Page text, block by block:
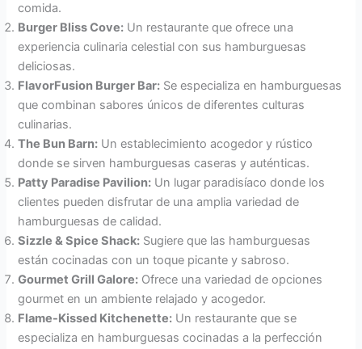
comida.
Burger Bliss Cove: Un restaurante que ofrece una
experiencia culinaria celestial con sus hamburguesas
deliciosas.
FlavorFusion Burger Bar: Se especializa en hamburguesas
que combinan sabores únicos de diferentes culturas
culinarias.
The Bun Barn: Un establecimiento acogedor y rústico
donde se sirven hamburguesas caseras y auténticas.
Patty Paradise Pavilion: Un lugar paradisíaco donde los
clientes pueden disfrutar de una amplia variedad de
hamburguesas de calidad.
Sizzle & Spice Shack: Sugiere que las hamburguesas
están cocinadas con un toque picante y sabroso.
Gourmet Grill Galore: Ofrece una variedad de opciones
gourmet en un ambiente relajado y acogedor.
Flame-Kissed Kitchenette: Un restaurante que se
especializa en hamburguesas cocinadas a la perfección